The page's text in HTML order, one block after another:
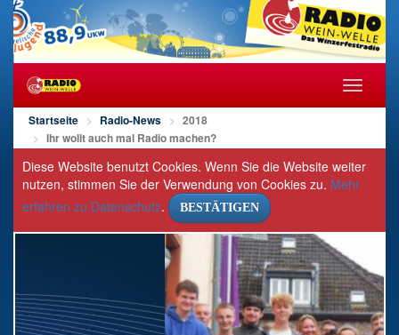
öffnen/
Startseite Radio-News
2018
Ihr wollt auch mal Radio machen?
Diese Website benutzt Cookies. Wenn Sie die Website weiter
nutzen, stimmen Sie der Verwendung von Cookies zu. Mehr
erfahren zu Datenschutz. BESTÄTIGEN